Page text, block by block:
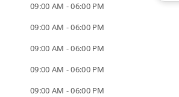
09:00 AM - 06:00 PM
09:00 AM - 06:00 PM
09:00 AM - 06:00 PM
09:00 AM - 06:00 PM
09:00 AM - 06:00 PM